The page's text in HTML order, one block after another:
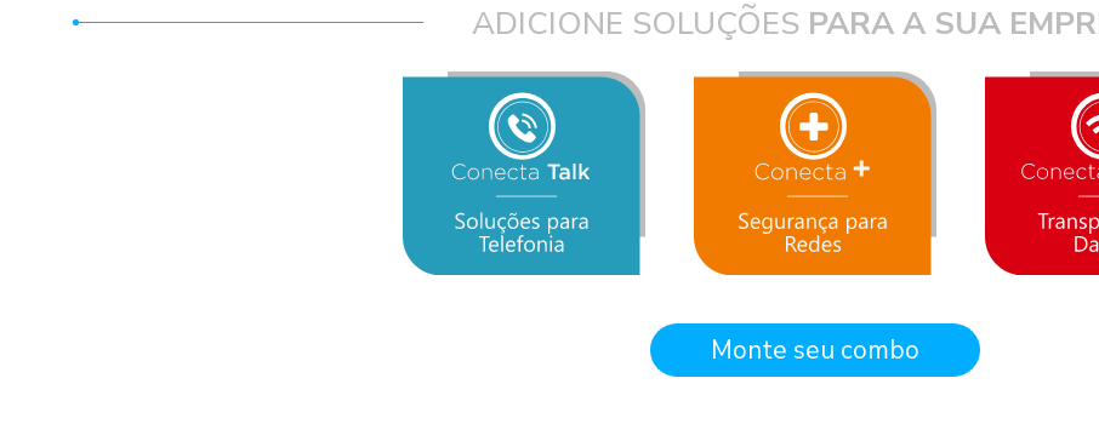
ADICIONE SOLUÇÕES PARA A SUA
Monte seu combo